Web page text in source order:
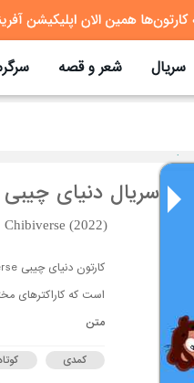
سریال شعر و قصه
سریال دنیای چیبی
Chibiverse (2022)
است که کاراکترهای
متن
کمدی